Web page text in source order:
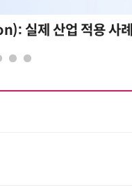
실제 산업 적용 사